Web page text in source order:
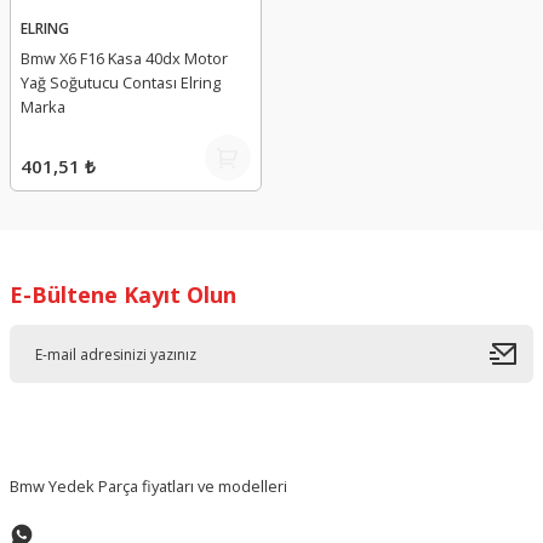
ELRING
Bmw X6 F16 Kasa 40dx Motor
Yağ Soğutucu Contası Elring
Marka
401,51 ₺
E-Bültene Kayıt Olun
Bmw Yedek Parça fiyatları ve modelleri